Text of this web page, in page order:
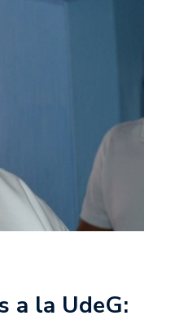
a la UdeG: